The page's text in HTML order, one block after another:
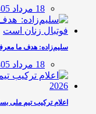
18 مرداد 1405
سلیم‌زاده: هدف‌ ما
18 مرداد 1405
اعلام ترکیب تیم ملی